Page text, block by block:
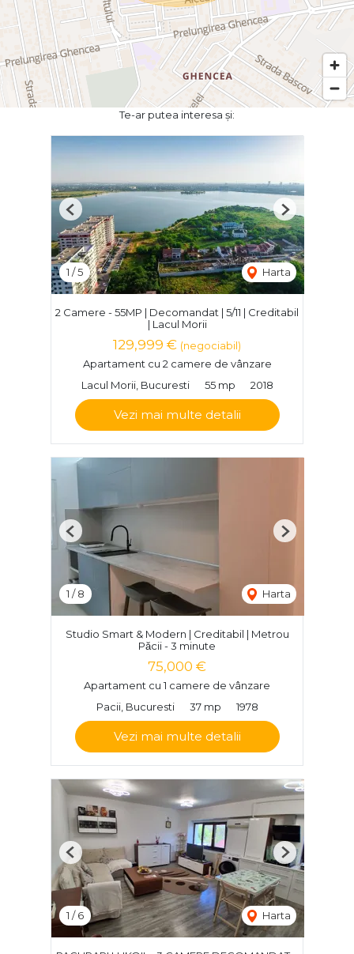
Te-ar putea interesa și:
1 /5 Harta
Previous Next
2 Camere - 55MP | Decomandat | 5/11 | Creditabil
| Lacul Morii
129,999 € (negociabil)
Apartament cu 2 camere de vânzare
Lacul Morii, Bucuresti
55 mp 2018
Vezi mai multe detalii
1 /8 Harta
Previous Next
Studio Smart & Modern | Creditabil | Metrou
Păcii - 3 minute
75,000 €
Apartament cu 1 camere de vânzare
Pacii, Bucuresti
37 mp 1978
Vezi mai multe detalii
1 /6 Harta
Previous Next